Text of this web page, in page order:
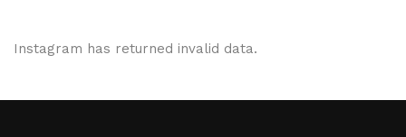
Instagram has returned invalid data.